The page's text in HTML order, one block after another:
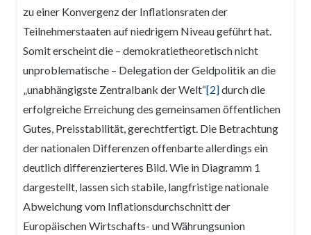
zu einer Konvergenz der Inflationsraten der
Teilnehmerstaaten auf niedrigem Niveau geführt hat.
Somit erscheint die – demokratietheoretisch nicht
unproblematische – Delegation der Geldpolitik an die
„unabhängigste Zentralbank der Welt“[2]durch die
erfolgreiche Erreichung des gemeinsamen öffentlichen
Gutes, Preisstabilität, gerechtfertigt. Die Betrachtung
der nationalen Differenzen offenbarte allerdings ein
deutlich differenzierteres Bild. Wie in Diagramm 1
dargestellt, lassen sich stabile, langfristige nationale
Abweichung vom Inflationsdurchschnitt der
Europäischen Wirtschafts- und Währungsunion